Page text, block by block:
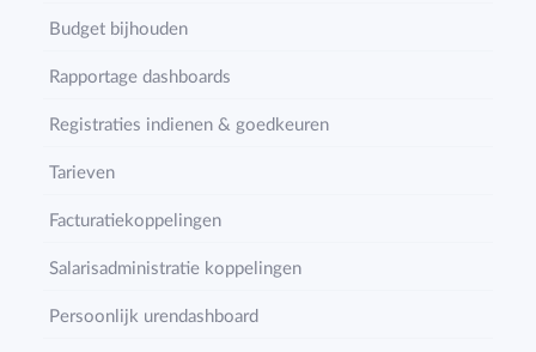
Budget bijhouden
Rapportage dashboards
Registraties indienen & goedkeuren
Tarieven
Facturatiekoppelingen
Salarisadministratie koppelingen
Persoonlijk urendashboard